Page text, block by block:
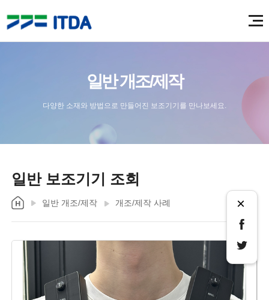
일반 개조/제작
다양한 소재와 방법으로 만들어진 보조기기를 만나보세요.
일반 보조기기 조회
일반 개조/제작 개조/제작 사례 ×